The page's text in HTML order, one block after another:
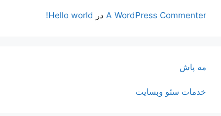
A WordPress Commenter در Hello world!
مه پاش
خدمات سئو وبسایت